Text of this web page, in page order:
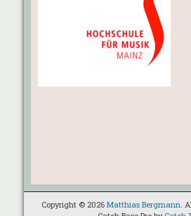
Copyright © 2026 Matthias Bergmann.